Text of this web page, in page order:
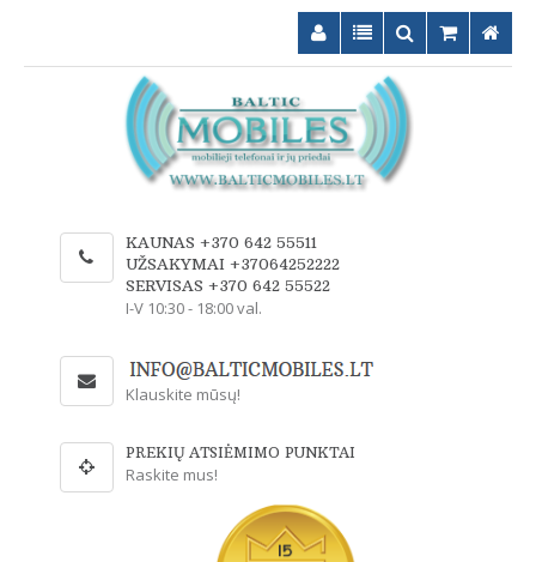
KAUNAS +370 642 55511
UŽSAKYMAI +37064252222
SERVISAS +370 642 55522
I-V 10:30 - 18:00 val.
Klauskite mūsų!
PREKIŲ ATSIĖMIMO PUNKTAI
Raskite mus!